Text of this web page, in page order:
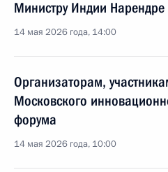
Министру Индии
14 мая 2026 года, 14:00
Организаторам,
Московского
форума
14 мая 2026 года, 10:00